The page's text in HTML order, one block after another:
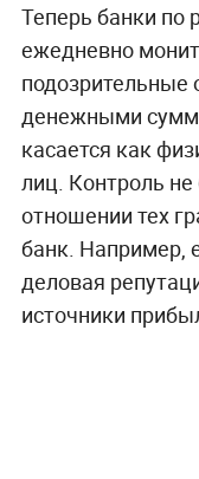
Теперь банки
ежедневно
денежными
касается как
лиц. Контроль не
отношении тех
банк. Например,
деловая
источники